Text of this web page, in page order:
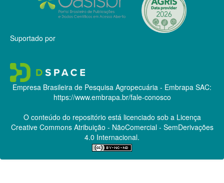
Suportado por
Empresa Brasileira de Pesquisa Agropecuária - Embrapa SAC:
https://www.embrapa.br/fale-conosco
O conteúdo do repositório está licenciado sob a Licença
Creative CommonsAtribuição - NãoComercial - SemDerivações
4.0 Internacional.